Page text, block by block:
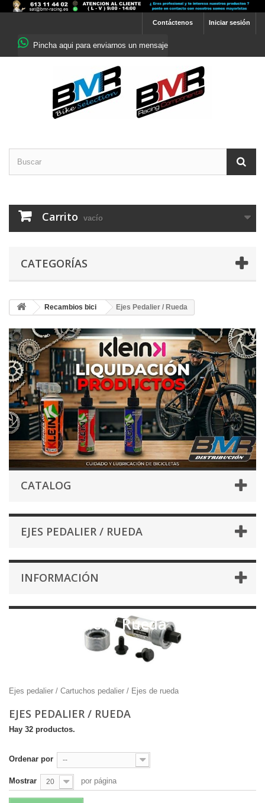
Iniciar sesión
Contáctenos
Pincha aqui para enviarnos un mensaje
Carrito vacío
CATEGORÍAS
Recambios bici Ejes Pedalier / Rueda
CATALOG
EJES PEDALIER / RUEDA
INFORMACIÓN
Ejes Pedalier / Rueda
Ejes pedalier / Cartuchos pedalier / Ejes de rueda
EJES PEDALIER / RUEDA
Hay 32 productos.
Ordenar por --
Mostrar 20 por página